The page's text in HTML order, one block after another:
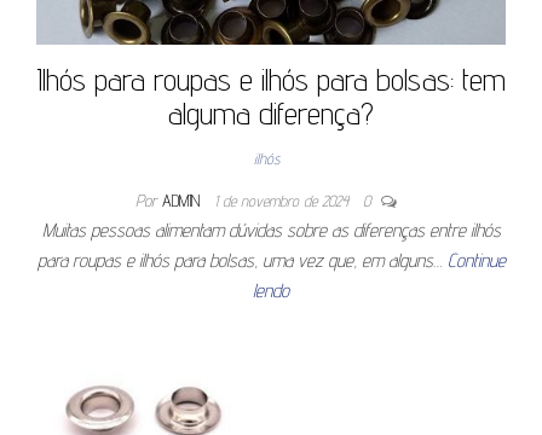
Ilhós para roupas e ilhós para bolsas: tem
alguma diferença?
ilhós
Por ADMIN 1 de novembro de 2024 0
Muitas pessoas alimentam dúvidas sobre as diferenças entre ilhós
para roupas e ilhós para bolsas, uma vez que, em alguns… Continue
lendo